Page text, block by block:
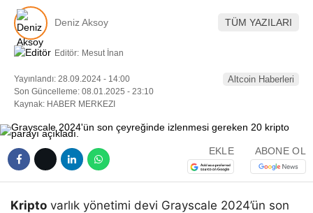
Deniz Aksoy TÜM YAZILARI
Editör: Mesut İnan
Yayınlandı: 28.09.2024 - 14:00
Son Güncelleme: 08.01.2025 - 23:10
Kaynak: HABER MERKEZI
Altcoin Haberleri
EKLE ABONE OL
Kripto varlık yönetimi devi Grayscale 2024’ün son